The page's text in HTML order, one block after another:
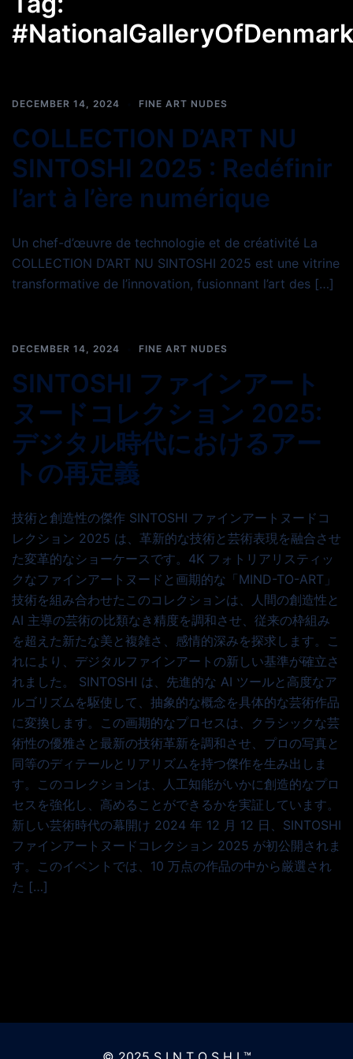
#NationalGalleryOfDenmark
DECEMBER 14, 2024 FINE ART NUDES
COLLECTION D’ART NU
SINTOSHI 2025 : Redéfinir
l’art à l’ère numérique
Un chef-d’œuvre de technologie et de créativité La
COLLECTION D’ART NU SINTOSHI 2025 est une vitrine
transformative de l’innovation, fusionnant l’art des […]
DECEMBER 14, 2024 FINE ART NUDES
SINTOSHI ファインアート
ヌードコレクション 2025:
デジタル時代におけるアー
トの再定義
技術と創造性の傑作 SINTOSHI ファインアートヌードコ
レクション 2025 は、革新的な技術と芸術表現を融合させ
た変革的なショーケースです。4K フォトリアリスティッ
クなファインアートヌードと画期的な「MIND-TO-ART」
技術を組み合わせたこのコレクションは、人間の創造性と
AI 主導の芸術の比類なき精度を調和させ、従来の枠組み
を超えた新たな美と複雑さ、感情的深みを探求します。こ
れにより、デジタルファインアートの新しい基準が確立さ
れました。 SINTOSHI は、先進的な AI ツールと高度なア
ルゴリズムを駆使して、抽象的な概念を具体的な芸術作品
に変換します。この画期的なプロセスは、クラシックな芸
術性の優雅さと最新の技術革新を調和させ、プロの写真と
同等のディテールとリアリズムを持つ傑作を生み出しま
す。このコレクションは、人工知能がいかに創造的なプロ
セスを強化し、高めることができるかを実証しています。
新しい芸術時代の幕開け 2024 年 12 月 12 日、SINTOSHI
ファインアートヌードコレクション 2025 が初公開されま
す。このイベントでは、10 万点の作品の中から厳選され
た […]